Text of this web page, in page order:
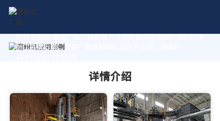
作为专业的 制造厂家，我们致力于为您量身定制高价值的粉体
加工系统方案。获取厂家直销报价及技术支持，请拨打：
详情介绍